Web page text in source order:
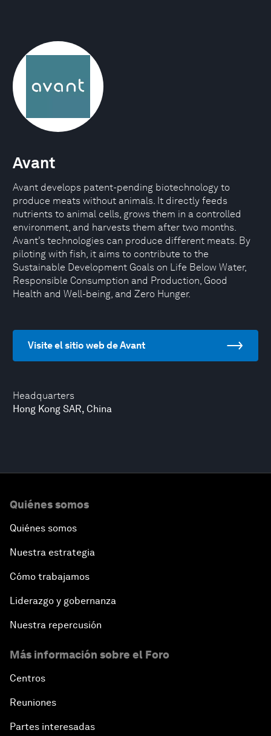
Headquarters
Hong Kong SAR, China
Avant
Avant develops patent-pending biotechnology to
produce meats without animals. It directly feeds
nutrients to animal cells, grows them in a controlled
environment, and harvests them after two months.
Avant’s technologies can produce different meats. By
piloting with fish, it aims to contribute to the
Sustainable Development Goals on Life Below Water,
Responsible Consumption and Production, Good
Health and Well-being, and Zero Hunger.
Visite el sitio web de Avant
Quiénes somos
Quiénes somos
Nuestra estrategia
Cómo trabajamos
Liderazgo y gobernanza
Nuestra repercusión
Más información sobre el Foro
Centros
Reuniones
Partes interesadas